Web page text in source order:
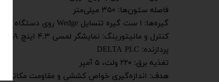
فاصله ستون‌ها: ۳۵۰ میلی‌متر
گیره‌ها: ۱ ست گیره تنسایل Wedge روی دستگاه
کنترل و مانیتورینگ: نمایشگر لمسی ۴.۳ اینچ DELTA با HMI Controller
پردازنده: DELTA PLC
تغذیه برق: ۲۲۰ ولت، ۵ آمپر
هدف: اندازه‌گیری خواص کششی و مقاومت مکانیکی